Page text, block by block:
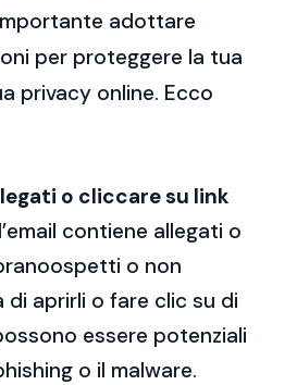
adottare
per proteggere la tua
privacy online. Ecco
o cliccare su link
contiene allegati o
o non
di aprirli o fare clic su di
essere potenziali
o il malware.